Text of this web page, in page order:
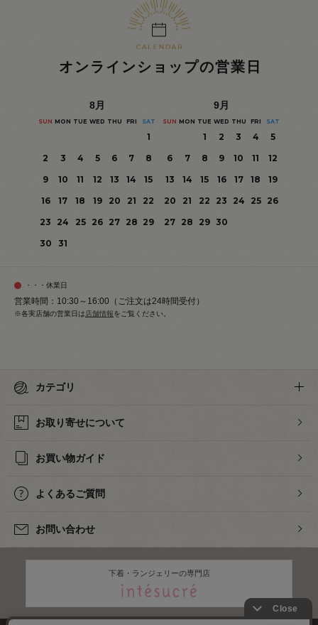
オンラインショップの営業日
8月
SUN MON TUE WED THU FRI SAT
1
2
3 4 5 6 7
8
9
10 11 12 13 14
15
16
17 18 19 20 21
22
23
24 25 26 27 28 29
30
31
9月
SUN MON TUE WED THU FRI SAT
1 2 3 4
5
6
7 8 9 10 11
12
13
14 15 16 17 18
19
20
21 22 23 24 25
26
27 28 29 30
・・・休業日
営業時間：10:30～16:00（ご注文は24時間受付）
※各実店舗の営業日は 店舗情報をご覧ください。
カテゴリ
お取り寄せについて
お買い物ガイド
よくあるご質問
お問い合わせ
下着・ランジェリーの専門店